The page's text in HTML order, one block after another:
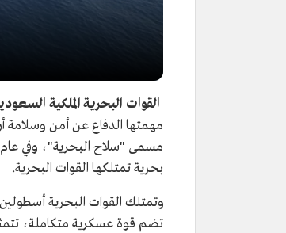
القوات البحرية الملكية
بحرية تمتلكها القوات البحرية.
وتمتلك القوات البحرية
تضم قوة عسكرية متكاملة،